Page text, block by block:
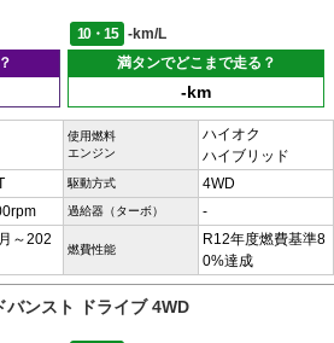
10・15
-km/L
満タンでどこまで走る？
-km
使用燃料
エンジン
ハイオク
ハイブリッド
駆動方式 4WD
過給器（ターボ） -
～202
燃費性能
R12年度燃費基準8
0%達成
ンスト ドライブ 4WD